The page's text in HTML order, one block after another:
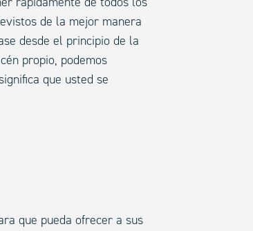
de la mejor manera
desde el principio de la
propio, podemos
que usted se
que pueda ofrecer a sus